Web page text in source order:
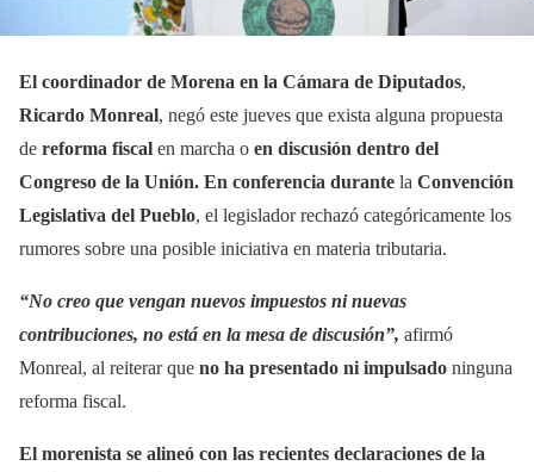
El coordinador de Morena en la Cámara de Diputados,
Ricardo Monreal, negó este jueves que exista alguna propuesta
de reforma fiscal en marcha o en discusión dentro del
Congreso de la Unión. En conferencia durante la Convención
Legislativa del Pueblo, el legislador rechazó categóricamente los
rumores sobre una posible iniciativa en materia tributaria.
“No creo que vengan nuevos impuestos ni nuevas
contribuciones, no está en la mesa de discusión”, afirmó
Monreal, al reiterar que no ha presentado ni impulsado ninguna
reforma fiscal.
El morenista se alineó con las recientes declaraciones de la